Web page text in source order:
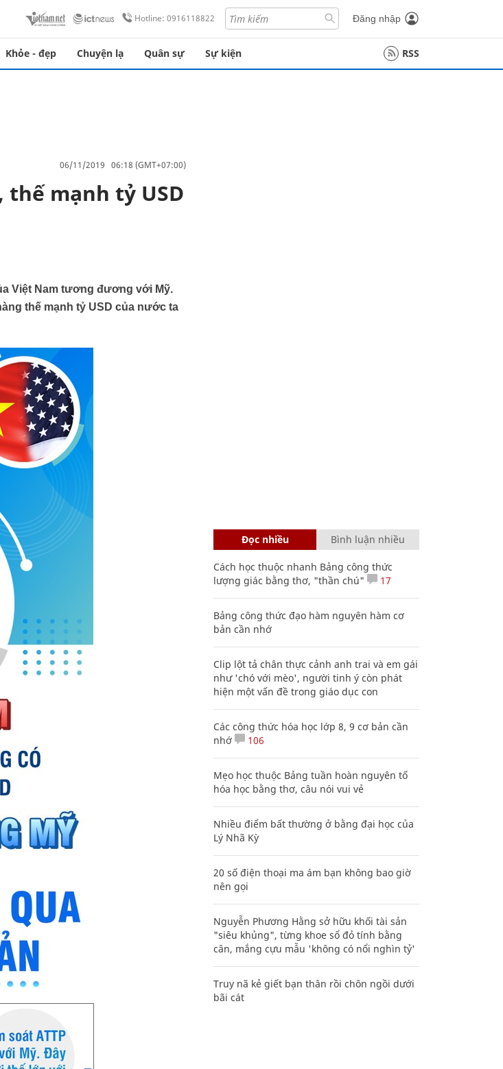
Hotline: 0916118822 Đăng nhập
Khỏe - đẹp Chuyện lạ Quân sự Sự kiện RSS
06/11/2019 06:18 (GMT+07:00)
mạnh tỷ USD
Việt Nam tương đương với Mỹ.
thế mạnh tỷ USD của nước ta
Đọc nhiều Bình luận nhiều
Cách học thuộc nhanh Bảng công thức
lượng giác bằng thơ, "thần chú"
17
Bảng công thức đạo hàm nguyên hàm cơ
bản cần nhớ
Clip lột tả chân thực cảnh anh trai và em gái
như 'chó với mèo', người tinh ý còn phát
hiện một vấn đề trong giáo dục con
Các công thức hóa học lớp 8, 9 cơ bản cần
nhớ
106
Mẹo học thuộc Bảng tuần hoàn nguyên tố
hóa học bằng thơ, câu nói vui vẻ
Nhiều điểm bất thường ở bằng đại học của
Lý Nhã Kỳ
20 số điện thoại ma ám bạn không bao giờ
nên gọi
Nguyễn Phương Hằng sở hữu khối tài sản
"siêu khủng", từng khoe sổ đỏ tính bằng
cân, mắng cựu mẫu 'không có nổi nghìn tỷ'
Truy nã kẻ giết bạn thân rồi chôn ngồi dưới
bãi cát